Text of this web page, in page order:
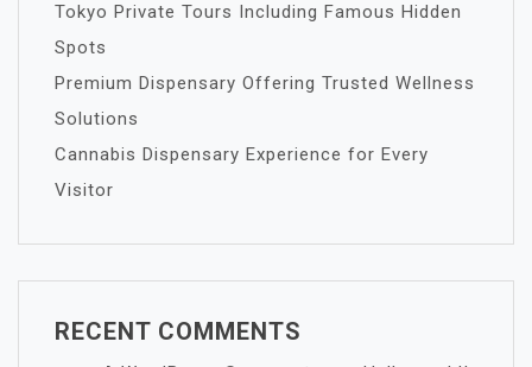
Tokyo Private Tours Including Famous Hidden
Spots
Premium Dispensary Offering Trusted Wellness
Solutions
Cannabis Dispensary Experience for Every
Visitor
RECENT COMMENTS